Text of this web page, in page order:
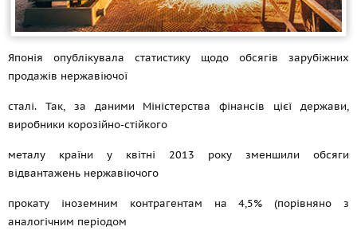
Японія опублікувала статистику щодо обсягів зарубіжних
продажів нержавіючої
сталі. Так, за даними Міністерства фінансів цієї держави,
виробники корозійно-стійкого
металу країни у квітні 2013 року зменшили обсяги
відвантажень нержавіючого
прокату іноземним контрагентам на 4,5% (порівняно з
аналогічним періодом